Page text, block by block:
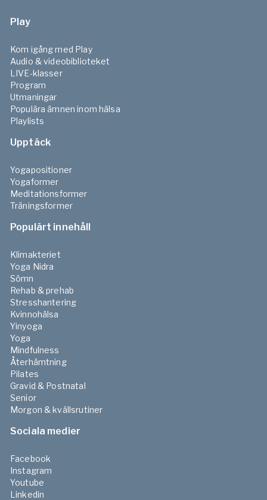
Play
Kom igång med Play
Audio & videobiblioteket
LIVE-klasser
Program
Utmaningar
Populära ämnen inom hälsa
Playlists
Upptäck
Yogapositioner
Yogaformer
Meditationsformer
Träningsformer
Populärt innehåll
Klimakteriet
Yoga Nidra
Sömn
Rehab & prehab
Stresshantering
Kvinnohälsa
Yinyoga
Yoga
Mindfulness
Återhämtning
Pilates
Gravid & Postnatal
Senior
Morgon & kvällsrutiner
Sociala medier
Facebook
Instagram
Youtube
Linkedin